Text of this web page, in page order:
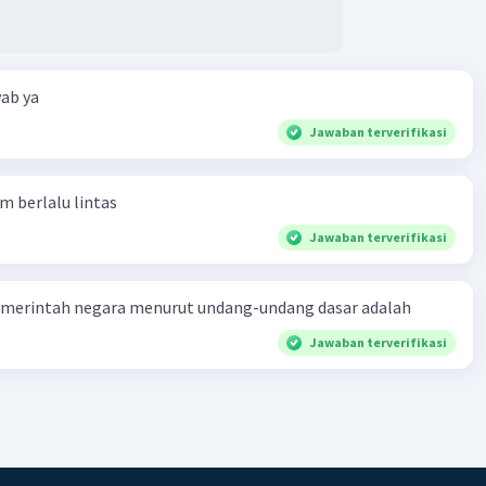
yang memerintah Indonesia dari tahun 1967
secara aktif mengusahakan penerapan dan penyebaran
falsafah hidup bangsa Indonesia. Berikut adalah
: Salah satu langkah utama yang diambil adalah melalui
Pemerintahan Soeharto mewajibkan pengajaran
ya
Jawaban terverifikasi
berlalu lintas
Jawaban terverifikasi
negara menurut undang-undang dasar adalah
Jawaban terverifikasi